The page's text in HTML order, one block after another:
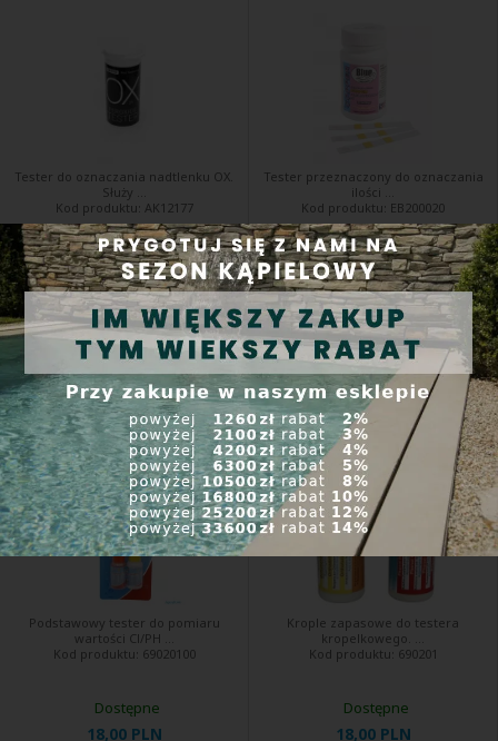
Tester do oznaczania nadtlenku OX.
Służy ...
Kod produktu: AK12177
89,00 PLN
Kup
Dostępne
Tester przeznaczony do oznaczania
ilości ...
Kod produktu: EB200020
99,00 PLN
Kup
Wysyłka w ciągu 24 h
Krople testowe Cl/PH - zestaw
będzie dostępny w Vágner dopiero
w 2024 roku
Podstawowy tester do pomiaru
wartości Cl/PH ...
Kod produktu: 69020100
18,00 PLN
Dostępne
Wymienne krople do testu Cl/pH
Krople zapasowe do testera
kropelkowego. ...
Kod produktu: 690201
18,00 PLN
Dostępne